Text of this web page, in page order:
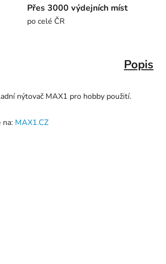
Přes 3000 výdejních míst
po celé ČR
Popis
nýtovač MAX1 pro hobby použití.
na: MAX1.CZ